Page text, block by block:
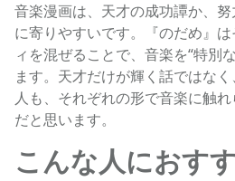
音楽漫画は、天才の成功譚か、
に寄りやすいです。『のだめ』
ィを混ぜることで、音楽を“特別
ます。天才だけが輝く話ではな
人も、それぞれの形で音楽に触
だと思います。
こんな人におす